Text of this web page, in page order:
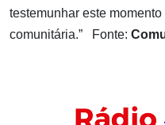
testemunhar este
comunitária.”
Fonte: